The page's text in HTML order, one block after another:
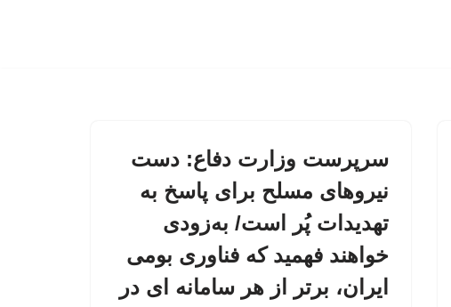
سرپرست وزارت دفاع: دست
نیروهای مسلح برای پاسخ به
تهدیدات پُر است/ به‌زودی
خواهند فهمید که فناوری بومی
ایران، برتر از هر سامانه ای در